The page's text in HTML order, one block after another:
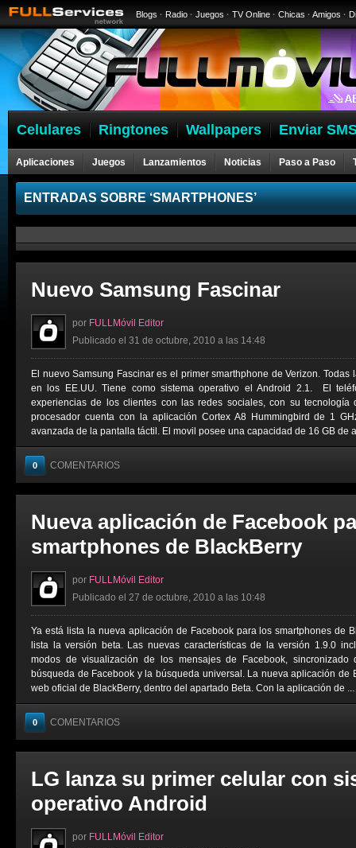
Blogs · Radio · Juegos · TV Online · Chicas · Amigos ·
Celulares Ringtones Wallpapers Enviar
Aplicaciones Juegos Lanzamientos Noticias Paso a Paso
ENTRADAS SOBRE ‘SMARTPHONES’
Nuevo Samsung Fascinar
por FULLMóvil Editor
Publicado el 31 de octubre, 2010 a las 14:48
El nuevo Samsung Fascinar es el primer smarthphone de Verizon.
en los EE.UU. Tiene como sistema operativo el Android 2.1. El
experiencias de los clientes con las redes sociales, con su tecnología
procesador cuenta con la aplicación Cortex A8 Hummingbird de 1
avanzada de la pantalla táctil. El movil posee una capacidad de 16 GB de
0 COMENTARIOS
Nueva aplicación de Facebook
smartphones de BlackBerry
por FULLMóvil Editor
Publicado el 27 de octubre, 2010 a las 10:48
Ya está lista la nueva aplicación de Facebook para los smartphones de
lista la versión beta. Las nuevas características de la versión 1.9.0
modos de visualización de los mensajes de Facebook,
búsqueda de Facebook y la búsqueda universal. La nueva aplicación de
web oficial de BlackBerry, dentro del apartado Beta. Con la aplicación de ...
0 COMENTARIOS
LG lanza su primer celular con
operativo Android
por FULLMóvil Editor